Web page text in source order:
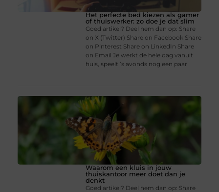
Het perfecte bed kiezen als gamer
of thuiswerker: zo doe je dat slim
Goed artikel? Deel hem dan op: Share
on X (Twitter) Share on Facebook Share
on Pinterest Share on LinkedIn Share
on Email Je werkt de hele dag vanuit
huis, speelt ’s avonds nog een paar
Waarom een kluis in jouw
thuiskantoor meer doet dan je
denkt
Goed artikel? Deel hem dan op: Share